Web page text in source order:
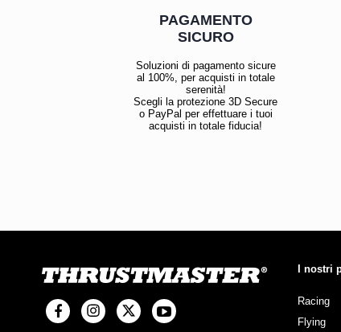
PAGAMENTO
SICURO
Soluzioni di pagamento sicure
al 100%, per acquisti in totale
serenità!
Scegli la protezione 3D Secure
o PayPal per effettuare i tuoi
acquisti in totale fiducia!
I nostri
Racing
Flying